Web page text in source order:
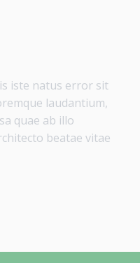
iste natus error sit
laudantium,
quae ab illo
beatae vitae